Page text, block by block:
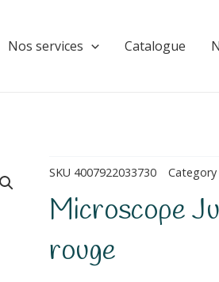
Nos services Catalogue
SKU 4007922033730 Category
Microscope
rouge